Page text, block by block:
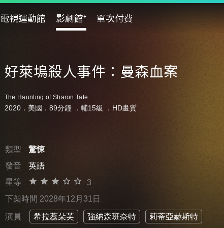
電視運動館 影劇館⁺ 單次付費
好萊塢殺人事件：曼森血案
The Haunting of Sharon Tate
2020．美國．89分鐘 ． 輔15級 ．HD畫質
類型
驚悚
發音
英語
星等
3
下架時間 2028年12月31日
演員 希拉蕊朵芙 強納森班奈特 莉蒂亞赫斯特